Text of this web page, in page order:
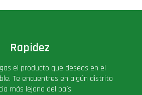
Rapidez
el producto que deseas en el
Te encuentres en algún distrito
más lejana del país.